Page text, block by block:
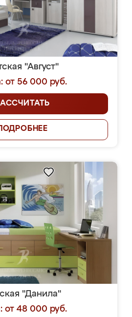
"Август"
от 56 000 руб.
"Данила"
от 48 000 руб.